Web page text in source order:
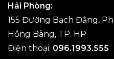
Hải Phòng:
155 Đường Bạch Đằng,
Hồng Bàng, TP. HP
Điện thoại: 096.1993.555